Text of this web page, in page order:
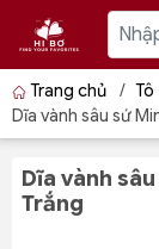
Trang chủ /
Dĩa vành sâu sứ
Dĩa vành
Trắng